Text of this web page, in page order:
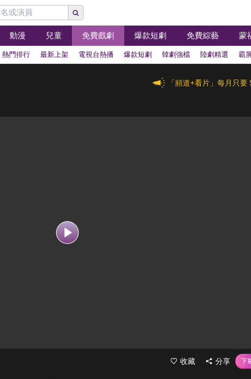
動漫 兒童 免費戲劇 爆款短劇 免費綜藝 蒙
熱門排行 最新上架 電視台熱播 爆款短劇 韓劇強檔 陸劇精選 霸
「頻道+看片」每月只要
收藏 分享